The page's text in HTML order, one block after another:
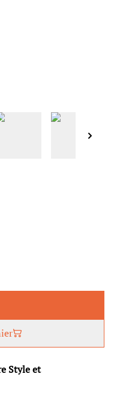
Style et